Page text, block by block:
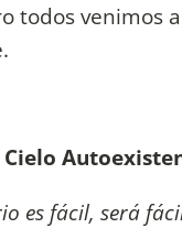
todos venimos
es fácil, será